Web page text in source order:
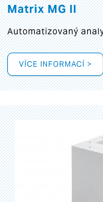
Matrix MG II
Automatizovaný
VÍCE INFORMACÍ >